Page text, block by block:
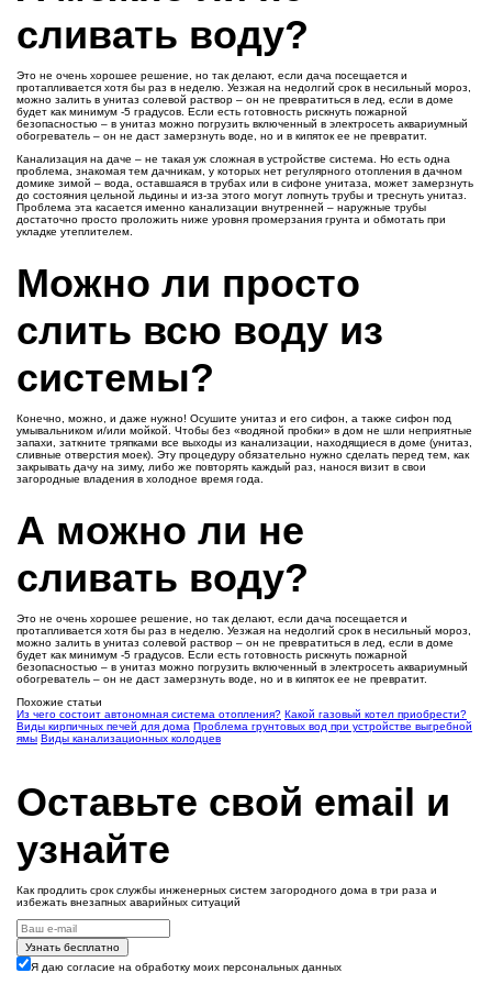
сливать воду?
Это не очень хорошее решение, но так делают, если дача посещается и
протапливается хотя бы раз в неделю. Уезжая на недолгий срок в несильный мороз,
можно залить в унитаз солевой раствор – он не превратиться в лед, если в доме
будет как минимум -5 градусов. Если есть готовность рискнуть пожарной
безопасностью – в унитаз можно погрузить включенный в электросеть аквариумный
обогреватель – он не даст замерзнуть воде, но и в кипяток ее не превратит.
Канализация на даче – не такая уж сложная в устройстве система. Но есть одна
проблема, знакомая тем дачникам, у которых нет регулярного отопления в дачном
домике зимой – вода, оставшаяся в трубах или в сифоне унитаза, может замерзнуть
до состояния цельной льдины и из-за этого могут лопнуть трубы и треснуть унитаз.
Проблема эта касается именно канализации внутренней – наружные трубы
достаточно просто проложить ниже уровня промерзания грунта и обмотать при
укладке утеплителем.
Можно ли просто
слить всю воду из
системы?
Конечно, можно, и даже нужно! Осушите унитаз и его сифон, а также сифон под
умывальником и/или мойкой. Чтобы без «водяной пробки» в дом не шли неприятные
запахи, заткните тряпками все выходы из канализации, находящиеся в доме (унитаз,
сливные отверстия моек). Эту процедуру обязательно нужно сделать перед тем, как
закрывать дачу на зиму, либо же повторять каждый раз, нанося визит в свои
загородные владения в холодное время года.
А можно ли не
сливать воду?
Это не очень хорошее решение, но так делают, если дача посещается и
протапливается хотя бы раз в неделю. Уезжая на недолгий срок в несильный мороз,
можно залить в унитаз солевой раствор – он не превратиться в лед, если в доме
будет как минимум -5 градусов. Если есть готовность рискнуть пожарной
безопасностью – в унитаз можно погрузить включенный в электросеть аквариумный
обогреватель – он не даст замерзнуть воде, но и в кипяток ее не превратит.
Похожие статьи
Из чего состоит автономная система отопления? Какой газовый котел приобрести?
Виды кирпичных печей для дома Проблема грунтовых вод при устройстве выгребной
ямы Виды канализационных колодцев
Оставьте свой email и
узнайте
Как продлить срок службы инженерных систем загородного дома в три раза и
избежать внезапных аварийных ситуаций
Узнать бесплатно
Я даю согласие на обработку моих персональных данных